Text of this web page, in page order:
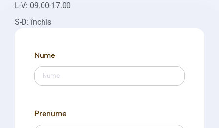
L-V: 09.00-17.00
S-D: închis
Nume
Prenume